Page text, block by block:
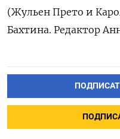
(Жульен Прето и
Бахтина. Редактор